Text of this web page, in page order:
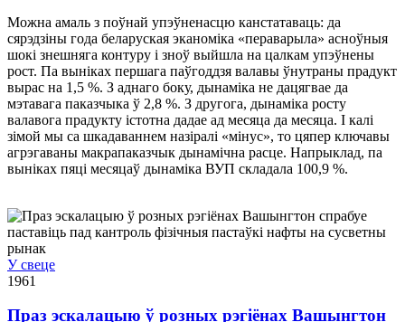
Можна амаль з поўнай упэўненасцю канстатаваць: да
сярэдзіны года беларуская эканоміка «пераварыла» асноўныя
шокі знешняга контуру і зноў выйшла на цалкам упэўнены
рост. Па выніках першага паўгоддзя валавы ўнутраны прадукт
вырас на 1,5 %. З аднаго боку, дынаміка не дацягвае да
мэтавага паказчыка ў 2,8 %. З другога, дынаміка росту
валавога прадукту істотна дадае ад месяца да месяца. І калі
зімой мы са шкадаваннем назіралі «мінус», то цяпер ключавы
агрэгаваны макрапаказчык дынамічна расце. Напрыклад, па
выніках пяці месяцаў дынаміка ВУП складала 100,9 %.
У свеце
1961
Праз эскалацыю ў розных рэгіёнах Вашынгтон